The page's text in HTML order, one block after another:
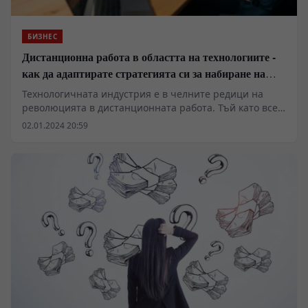
БИЗНЕС
Дистанционна работа в областта на технологиите -
как да адаптирате стратегията си за набиране на
персонал?
Технологичната индустрия е в челните редици на
революцията в дистанционната работа. Тъй като все
повече технологични компании възприемат
адаптират стратегиите си към тази нова реалност.
02.01.2024 20:59